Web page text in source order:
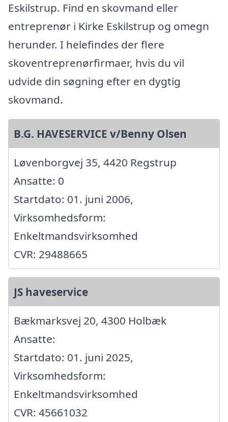
Eskilstrup. Find en skovmand eller
entreprenør i Kirke Eskilstrup og omegn
herunder. I helefindes der flere
skoventreprenørfirmaer, hvis du vil
udvide din søgning efter en dygtig
skovmand.
B.G. HAVESERVICE v/Benny Olsen
Løvenborgvej 35, 4420 Regstrup
Ansatte: 0
Startdato: 01. juni 2006,
Virksomhedsform:
Enkeltmandsvirksomhed
CVR: 29488665
JS haveservice
Bækmarksvej 20, 4300 Holbæk
Ansatte:
Startdato: 01. juni 2025,
Virksomhedsform:
Enkeltmandsvirksomhed
CVR: 45661032